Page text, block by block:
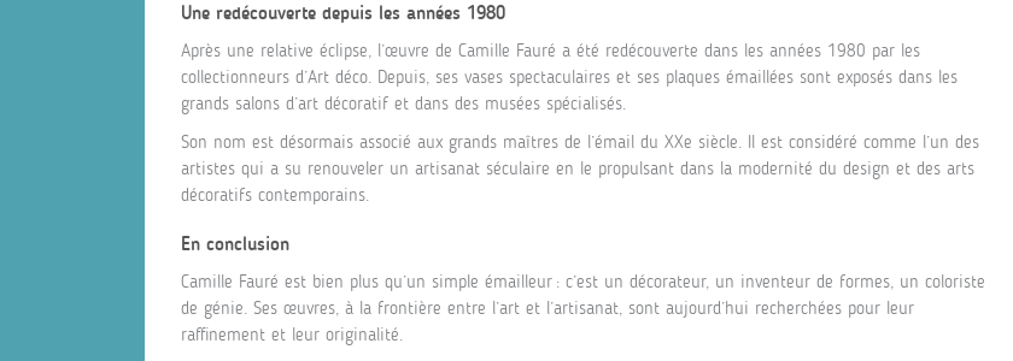
Une redécouverte depuis les années 1980
Après une relative éclipse, l’œuvre de Camille Fauré a été redécouverte dans les années 1980 par les
collectionneurs d’Art déco. Depuis, ses vases spectaculaires et ses plaques émaillées sont exposés dans les
grands salons d’art décoratif et dans des musées spécialisés.
Son nom est désormais associé aux grands maîtres de l’émail du XXe siècle. Il est considéré comme l’un des
artistes qui a su renouveler un artisanat séculaire en le propulsant dans la modernité du design et des arts
décoratifs contemporains.
En conclusion
Camille Fauré est bien plus qu’un simple émailleur : c’est un décorateur, un inventeur de formes, un coloriste
de génie. Ses œuvres, à la frontière entre l’art et l’artisanat, sont aujourd’hui recherchées pour leur
raffinement et leur originalité.